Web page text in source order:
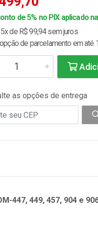
de 5% no PIX aplicado
de R$ 99,94 sem juros
de parcelamento em até
as opções de entrega
449, 457, 904 e